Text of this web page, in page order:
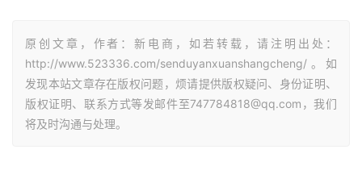
原创文章，作者：新电商，如若转载，请注明出处：
http://www.523336.com/senduyanxuanshangcheng/。如
发现本站文章存在版权问题，烦请提供版权疑问、身份证明、
版权证明、联系方式等发邮件至747784818@qq.com，我们
将及时沟通与处理。